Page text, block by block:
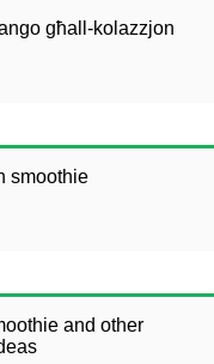
għall-kolazzjon
smoothie
and other